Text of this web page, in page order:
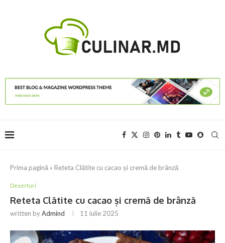
Prima pagină » Reteta Clătite cu cacao și cremă de brânză
Deserturi
Reteta Clătite cu cacao și cremă de brânză
written byAdmind 11 iulie 2025